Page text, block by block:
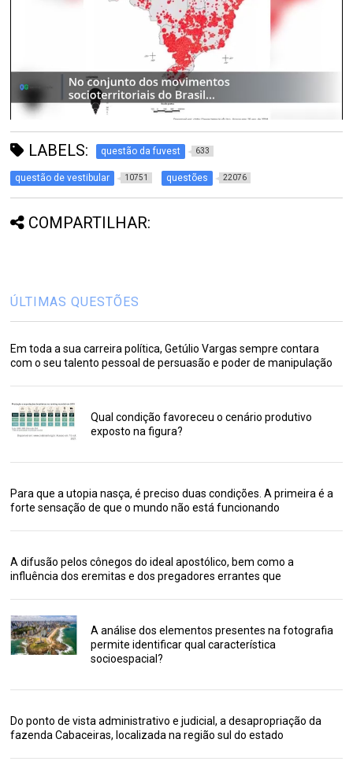
LABELS: questão da fuvest 633
questão de vestibular 10751 questões 22076
COMPARTILHAR:
ÚLTIMAS QUESTÕES
Em toda a sua carreira política, Getúlio Vargas sempre contara
com o seu talento pessoal de persuasão e poder de manipulação
Qual condição favoreceu o cenário produtivo
exposto na figura?
Para que a utopia nasça, é preciso duas condições. A primeira é a
forte sensação de que o mundo não está funcionando
A difusão pelos cônegos do ideal apostólico, bem como a
influência dos eremitas e dos pregadores errantes que
A análise dos elementos presentes na fotografia
permite identificar qual característica
socioespacial?
Do ponto de vista administrativo e judicial, a desapropriação da
fazenda Cabaceiras, localizada na região sul do estado